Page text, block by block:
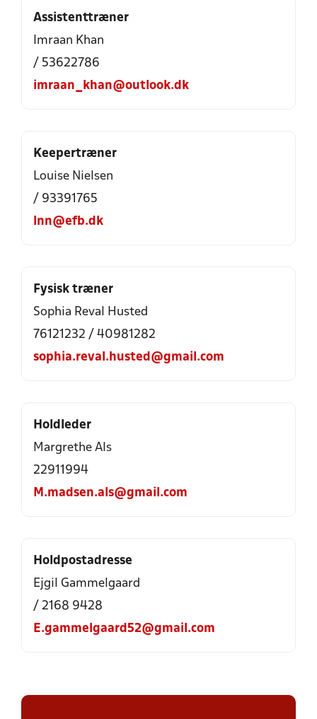
Assistenttræner
Imraan Khan
/ 53622786
imraan_khan@outlook.dk
Keepertræner
Louise Nielsen
/ 93391765
lnn@efb.dk
Fysisk træner
Sophia Reval Husted
76121232 / 40981282
sophia.reval.husted@gmail.com
Holdleder
Margrethe Als
22911994
M.madsen.als@gmail.com
Holdpostadresse
Ejgil Gammelgaard
/ 2168 9428
E.gammelgaard52@gmail.com